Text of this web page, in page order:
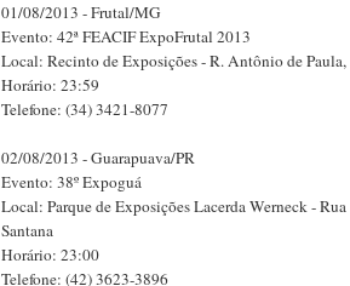
01/08/2013 - Frutal/MG
Evento: 42ª FEACIF ExpoFrutal 2013
Local: Recinto de Exposições - R. Antônio de Paula,
Horário: 23:59
Telefone: (34) 3421-8077
02/08/2013 - Guarapuava/PR
Evento: 38º Expoguá
Local: Parque de Exposições Lacerda Werneck -
Santana
Horário: 23:00
Telefone: (42) 3623-3896